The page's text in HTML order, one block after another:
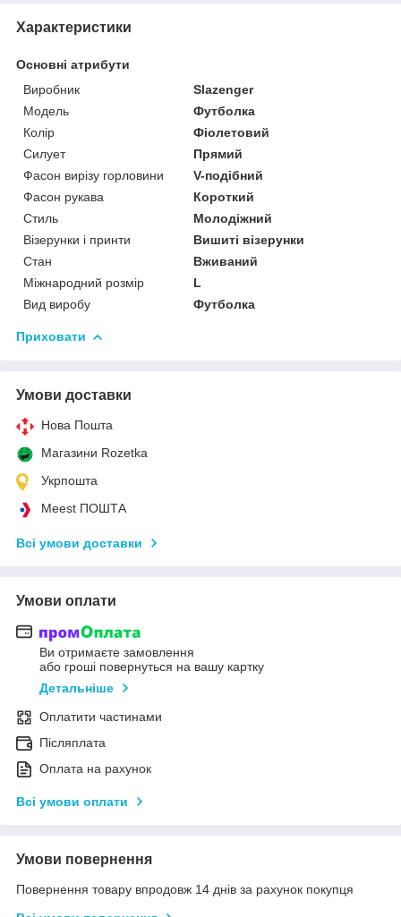
Характеристики
Основні атрибути
Виробник
Slazenger
Модель
Футболка
Колір
Фіолетовий
Силует
Прямий
Фасон вирізу горловини
V-подібний
Фасон рукава
Короткий
Стиль
Молодіжний
Візерунки і принти
Вишиті візерунки
Стан
Вживаний
Міжнародний розмір
L
Вид виробу
Футболка
Приховати
Умови доставки
Нова Пошта
Магазини Rozetka
Укрпошта
Meest ПОШТА
Всі умови доставки
Умови оплати
Ви отримаєте замовлення
або гроші повернуться на вашу картку
Детальніше
Оплатити частинами
Післяплата
Оплата на рахунок
Всі умови оплати
Умови повернення
Повернення товару впродовж 14 днів за рахунок покупця